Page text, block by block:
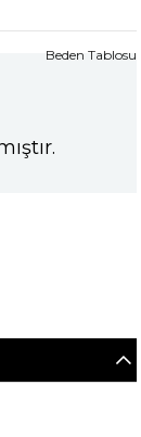
Beden Tablosu